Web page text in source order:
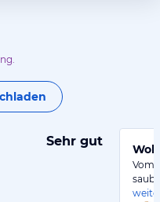
Sehr gut
Vom